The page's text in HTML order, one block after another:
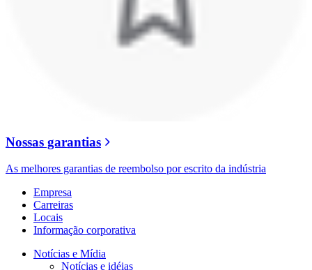
Nossas garantias
As melhores garantias de reembolso por escrito da indústria
Empresa
Carreiras
Locais
Informação corporativa
Notícias e Mídia
Notícias e idéias